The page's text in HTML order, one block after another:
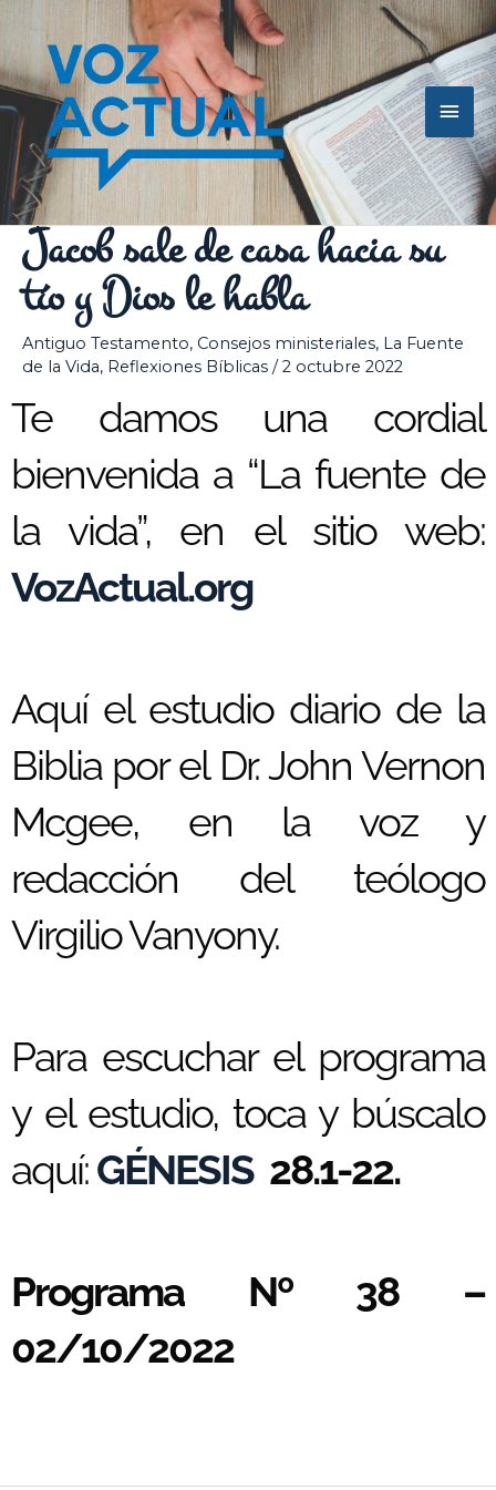
contenido
Jacob sale de casa hacia su
tío y Dios le habla
Antiguo Testamento, Consejos ministeriales, La Fuente
de la Vida, Reflexiones Bíblicas /2 octubre 2022
Te damos una cordial
bienvenida a “La fuente de
la vida”, en el sitio web:
VozActual.org
Aquí el estudio diario de la
Biblia por el Dr. John Vernon
Mcgee, en la voz y
redacción del teólogo
Virgilio Vanyony.
Para escuchar el programa
y el estudio, toca y búscalo
aquí:GÉNESIS28.1-22.
Programa Nº 38 –
02/10/2022